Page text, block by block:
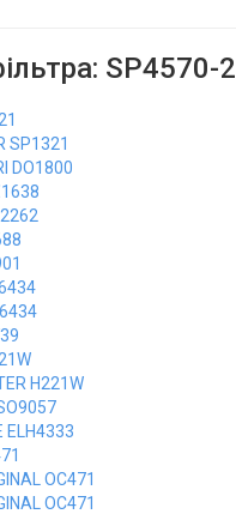
SP4570-2
SP1321
DO1800
H221W
ELH4333
OC471
OC471